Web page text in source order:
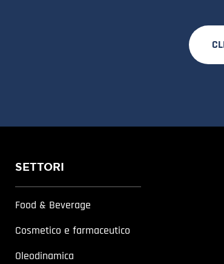
SETTORI
Food & Beverage
Cosmetico e farmaceutico
Oleodinamica